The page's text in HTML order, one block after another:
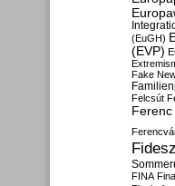
(EuGH)
(EVP)
Fake
Felcsút
FINA